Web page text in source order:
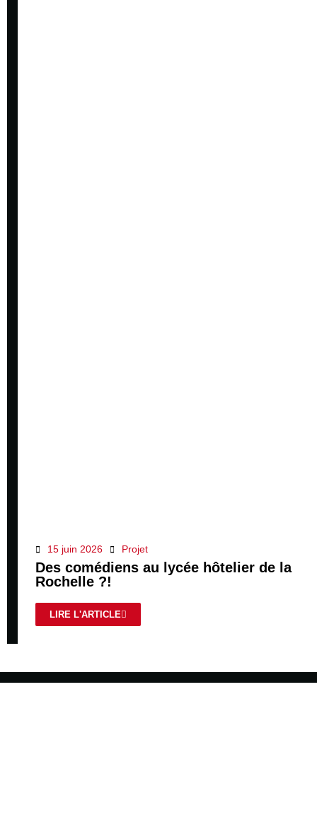
15 juin 2026 Projet
Des comédiens au lycée hôtelier de la
Rochelle ?!
LIRE L'ARTICLE